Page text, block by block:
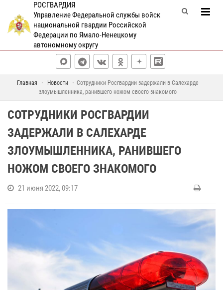
РОСГВАРДИЯ
Управление Федеральной службы войск
национальной гвардии Российской
Федерации по Ямало-Ненецкому
автономному округу
Главная Новости
Сотрудники Росгвардии задержали в Салехарде
злоумышленника, ранившего ножом своего знакомого
СОТРУДНИКИ РОСГВАРДИИ
ЗАДЕРЖАЛИ В САЛЕХАРДЕ
ЗЛОУМЫШЛЕННИКА, РАНИВШЕГО
НОЖОМ СВОЕГО ЗНАКОМОГО
21 июня 2022, 09:17